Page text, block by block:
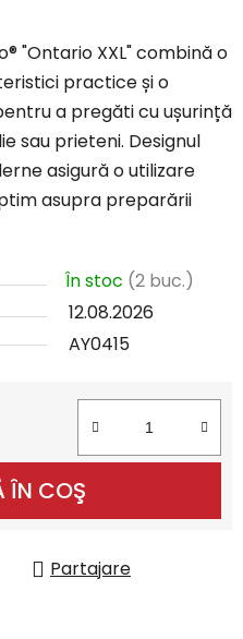
"Ontario XXL" combină o
practice și o
a pregăti cu ușurință
sau prieteni. Designul
asigură o utilizare
asupra preparării
În stoc (2 buc.)
12.08.2026
AY0415
ÎN COŞ
Partajare